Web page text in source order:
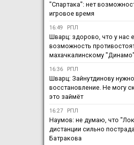
"Спартака": нет
игровое время
16:49 РПЛ
Шварц: здорово, что у нас
возможность
махачкалинскому "Динамо"
16:36 РПЛ
Шварц: Зайнутдинову
восстановление. Не могу
это займёт
16:27 РПЛ
Наумов: не думаю, что
дистанции сильно
Батракова